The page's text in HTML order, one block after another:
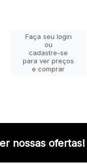
Faça seu login
ou
cadastre-se
para ver preços
e comprar
nossas ofertas!